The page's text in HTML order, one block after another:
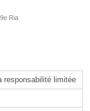
Ria
responsabilité limitée